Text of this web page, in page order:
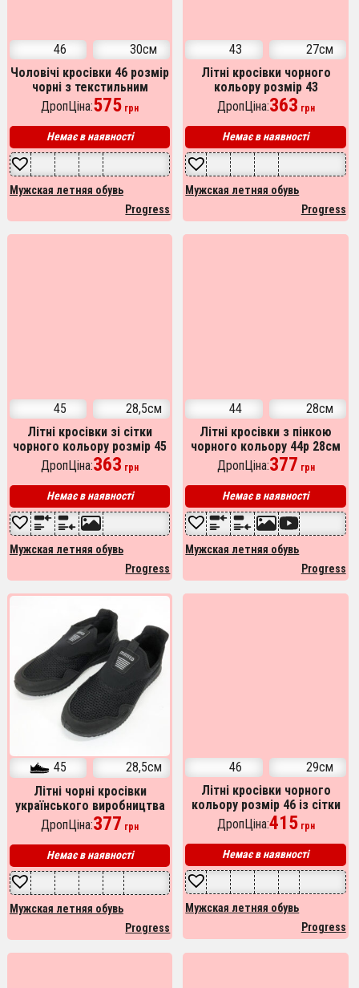
46
30см
Чоловічі кросівки 46 розмір
чорні з текстильним
верхом
ДропЦіна:575 грн
Немає в наявності
Мужская летняя обувь
Progress
43
27см
Літні кросівки чорного
кольору розмір 43
українського виробництва
ДропЦіна:363 грн
Немає в наявності
Мужская летняя обувь
Progress
45
28,5см
Літні кросівки зі сітки
чорного кольору розмір 45
українського виробництва
ДропЦіна:363 грн
Немає в наявності
Мужская летняя обувь
Progress
44
28см
Літні кросівки з пінкою
чорного кольору 44р 28см
українського виробництва
ДропЦіна:377 грн
Немає в наявності
Мужская летняя обувь
Progress
45
28,5см
Літні чорні кросівки
українського виробництва
45р 28.5см
ДропЦіна:377 грн
Немає в наявності
Мужская летняя обувь
Progress
46
29см
Літні кросівки чорного
кольору розмір 46 із сітки
українського виробництва
ДропЦіна:415грн
Немає в наявності
Мужская летняя обувь
Progress